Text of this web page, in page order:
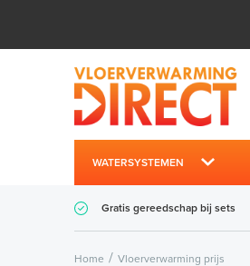
WATERSYSTEMEN
Gratis gereedschap bij sets
Home Vloerverwarming prijs